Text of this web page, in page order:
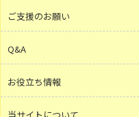
ご支援のお願い
Q&A
お役立ち情報